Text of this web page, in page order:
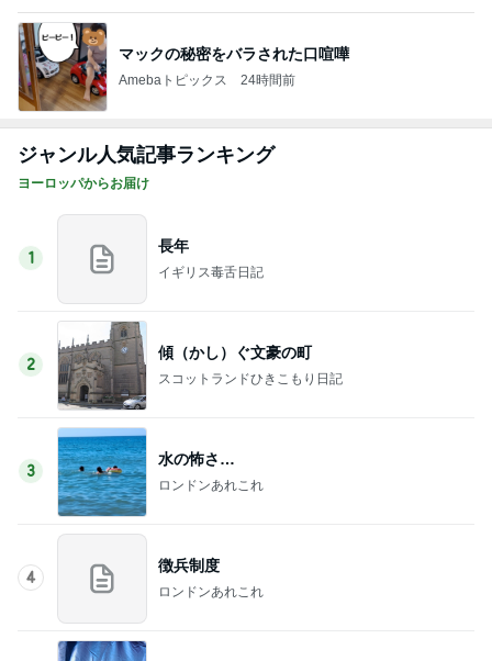
マックの秘密をバラされた口喧嘩
Amebaトピックス 24時間前
ジャンル人気記事ランキング
ヨーロッパからお届け
1
長年
イギリス毒舌日記
2
傾（かし）ぐ文豪の町
スコットランドひきこもり日記
3
水の怖さ…
ロンドンあれこれ
4
徴兵制度
ロンドンあれこれ